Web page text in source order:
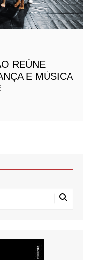
REÚNE
E MÚSICA